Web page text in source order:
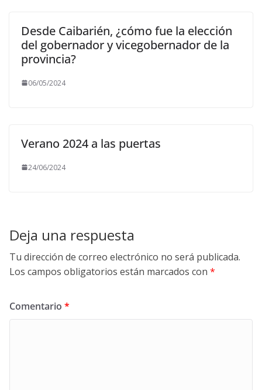
Desde Caibarién, ¿cómo fue la elección
del gobernador y vicegobernador de la
provincia?
06/05/2024
Verano 2024 a las puertas
24/06/2024
Deja una respuesta
Tu dirección de correo electrónico no será publicada.
Los campos obligatorios están marcados con *
Comentario *